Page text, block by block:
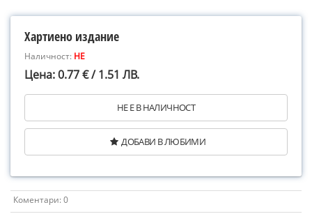
Хартиено издание
Наличност: НЕ
Цена: 0.77 € / 1.51 ЛВ.
НЕ Е В НАЛИЧНОСТ
ДОБАВИ В ЛЮБИМИ
Коментари: 0